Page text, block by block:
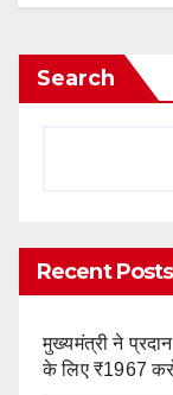
Search
Recent Posts
मुख्यमंत्री ने प्रदान
के लिए ₹1967